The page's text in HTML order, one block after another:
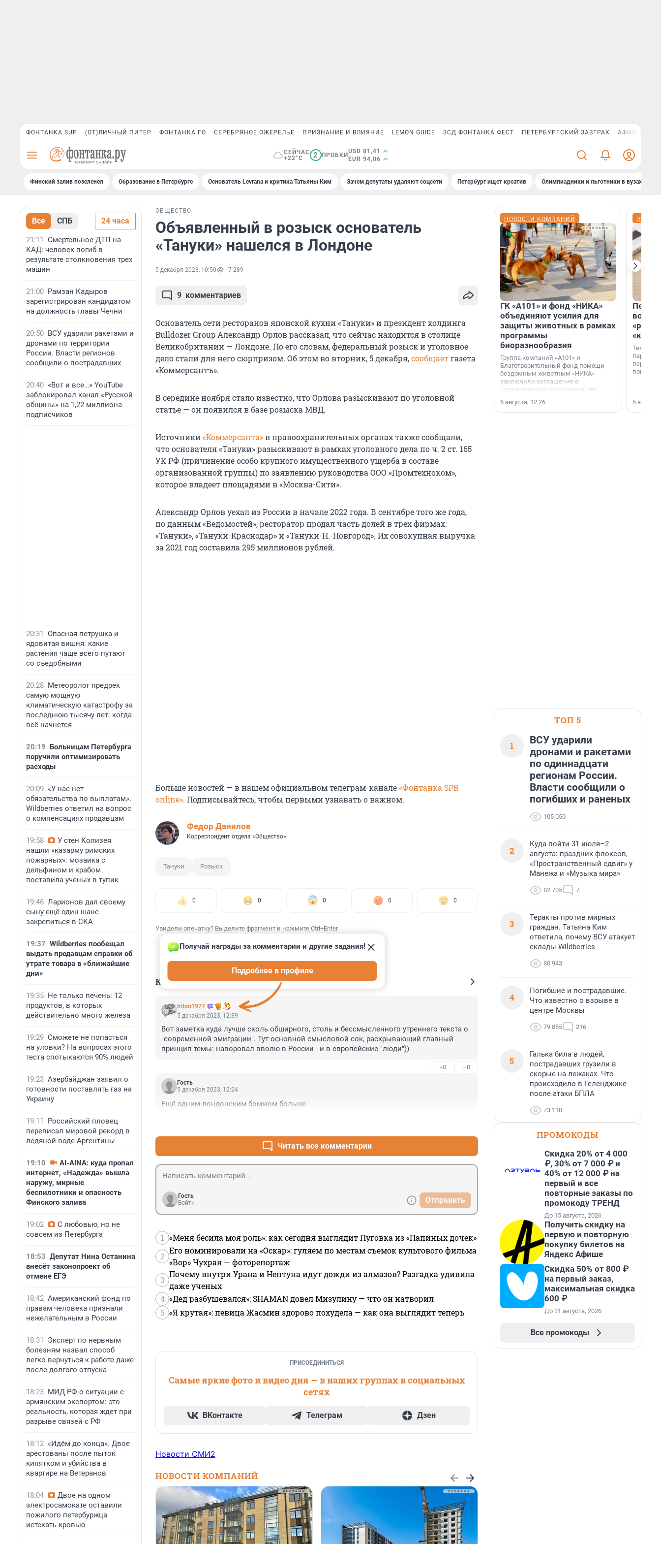
ФОНТАНКА SUP (ОТ)ЛИЧНЫЙ ПИТЕР ФОНТАНКА ГО СЕРЕБРЯНОЕ ОЖЕРЕЛЬЕ ПРИЗНАНИЕ И ВЛИЯНИЕ LEMON GUIDE ЗСД ФОНТАНКА ФЕСТ ПЕТЕРБУРГСКИЙ ЗАВТРАК АФИША PLUS
СЕЙЧАС
+22°C
2 ПРОБКИ
USD 81,41
EUR 94,06
Финский залив позеленел Образование в Петербурге Основатель Levrana и критика Татьяны Ким Зачем депутаты удаляют соцсети Петербург ищет креатив Олимпиадники и льготники в вузах СПб
Все СПБ 24 часа
21:11 Смертельное ДТП на
КАД: человек погиб в
результате столкновения трех
машин
21:00 Рамзан Кадыров
зарегистрирован кандидатом
на должность главы Чечни
20:50 ВСУ ударили ракетами и
дронами по территории
России. Власти регионов
сообщили о пострадавших
20:40 «Вот и все…» YouTube
заблокировал канал «Русской
общины» на 1,22 миллиона
подписчиков
20:31 Опасная петрушка и
ядовитая вишня: какие
растения чаще всего путают
со съедобными
20:28 Метеоролог предрек
самую мощную
климатическую катастрофу за
последнюю тысячу лет: когда
всё начнется
20:19 Больницам Петербурга
поручили оптимизировать
расходы
20:09 «У нас нет
обязательства по выплатам».
Wildberries ответил на вопрос
о компенсациях продавцам
19:58
У стен Колизея
нашли «казарму римских
пожарных»: мозаика с
дельфином и крабом
поставила ученых в тупик
19:46 Ларионов дал своему
сыну ещё один шанс
закрепиться в СКА
19:37 Wildberries пообещал
выдать продавцам справки об
утрате товара в «ближайшие
дни»
19:35 Не только печень: 12
продуктов, в которых
действительно много железа
19:29 Сможете не попасться
на уловки? На вопросах этого
теста спотыкаются 90% людей
19:23 Азербайджан заявил о
готовности поставлять газ на
Украину
19:11
Российский пловец
переписал мировой рекорд в
ледяной воде Аргентины
19:10
AI-AINA: куда пропал
интернет, «Надежда» вышла
наружу, мирные
беспилотники и опасность
Финского залива
19:02
С любовью, но не
совсем из Петербурга
18:53 Депутат Нина Останина
внесёт законопроект об
отмене ЕГЭ
18:42 Американский фонд по
правам человека признали
нежелательным в России
18:31
Эксперт по нервным
болезням назвал способ
легко вернуться к работе даже
после долгого отпуска
18:23 МИД РФ о ситуации с
армянским экспортом: это
реальность, которая ждет при
разрыве связей с РФ
18:12 «Идём до конца». Двое
арестованы после пыток
кипятком и убийства в
квартире на Ветеранов
18:04
Двое на одном
электросамокате оставили
пожилого петербуржца
истекать кровью
ОБЩЕСТВО
Объявленный в розыск основатель
«Тануки» нашелся в Лондоне
5 декабря 2023, 10:50 7 289
9 комментариев
Основатель сети ресторанов японской кухни «Тануки» и президент холдинга
Bulldozer Group Александр Орлов рассказал, что сейчас находится в столице
Великобритании — Лондоне. По его словам, федеральный розыск и уголовное
дело стали для него сюрпризом. Об этом во вторник, 5 декабря,сообщаетгазета
«Коммерсантъ».
В середине ноября стало известно, что Орлова разыскивают по уголовной
статье — он появился в базе розыска МВД.
Источники«Коммерсанта»в правоохранительных органах также сообщали,
что основателя «Тануки» разыскивают в рамках уголовного дела по ч. 2 ст. 165
УК РФ (причинение особо крупного имущественного ущерба в составе
организованной группы) по заявлению руководства ООО «Промтехноком»,
которое владеет площадями в «Москва-Сити».
Александр Орлов уехал из России в начале 2022 года. В сентябре того же года,
по данным «Ведомостей», ресторатор продал часть долей в трех фирмах:
«Тануки», «Тануки-Краснодар» и «Тануки-Н.-Новгород». Их совокупная выручка
за 2021 год составила 295 миллионов рублей.
Больше новостей — в нашем официальном телеграм-канале«Фонтанка SPB
online». Подписывайтесь, чтобы первыми узнавать о важном.
Федор Данилов
Корреспондент отдела «Общество»
Тануки Розыск
0 0 0 0 0
Увидели опечатку? Выделите фрагмент и нажмите Ctrl+Enter
КОММЕНТАРИИ 9
triton1977
Получай награды за комментарии и другие задания!
Подробнее в профиле
5 декабря 2023, 12:39
Вот заметка куда лучше сколь обширного, столь и бессмысленного утреннего текста о
"современной эмиграции". Тут основной смысловой сок, раскрывающий главный
принцип темы: наворовал вволю в России - и в европейские "люди"))
+0 –0
Гость
5 декабря 2023, 12:24
Ещё одним лондонским бомжом больше.
Читать все комментарии
Гость
Войти
Отправить
1 «Меня бесила моя роль»: как сегодня выглядит Пуговка из «Папиных дочек»
2
Его номинировали на «Оскар»: гуляем по местам съемок культового фильма
«Вор» Чухрая — фоторепортаж
3
Почему внутри Урана и Нептуна идут дожди из алмазов? Разгадка удивила
даже ученых
4 «Дед разбушевался»: SHAMAN довел Мизулину — что он натворил
5 «Я крутая»: певица Жасмин здорово похудела — как она выглядит теперь
ПРИСОЕДИНИТЬСЯ
Самые яркие фото и видео дня — в наших группах в социальных
сетях
ВКонтакте Телеграм Дзен
Новости СМИ2
НОВОСТИ КОМПАНИЙ
НОВОСТИ КОМПАНИЙ
ГК «А101» и фонд «НИКА»
объединяют усилия для
защиты животных в рамках
программы
биоразнообразия
Группа компаний «А101» и
Благотворительный фонд помощи
бездомным животным «НИКА»
заключили соглашение о
стратегическом сотрудничестве.
6 августа, 12:26
5
ТОП 5
1
ВСУ ударили
дронами и ракетами
по одиннадцати
регионам России.
Власти сообщили о
погибших и раненых
105 050
2
Куда пойти 31 июля–2
августа: праздник флоксов,
«Пространственный сдвиг» у
Манежа и «Музыка мира»
82 705 7
3
Теракты против мирных
граждан. Татьяна Ким
ответила, почему ВСУ атакует
склады Wildberries
80 943
4
Погибшие и пострадавшие.
Что известно о взрыве в
центре Москвы
79 855 216
5
Галька била в людей,
пострадавших грузили в
скорые на лежаках. Что
происходило в Геленджике
после атаки БПЛА
73 110
ПРОМОКОДЫ
Скидка 20% от 4 000
₽, 30% от 7 000 ₽ и
40% от 12 000 ₽ на
первый и все
повторные заказы по
промокоду ТРЕНД
До 15 августа, 2026
Получить скидку на
первую и повторную
покупку билетов на
Яндекс Афише
Скидка 50% от 800 ₽
на первый заказ,
максимальная скидка
600 ₽
До 31 августа, 2026
Все промокоды